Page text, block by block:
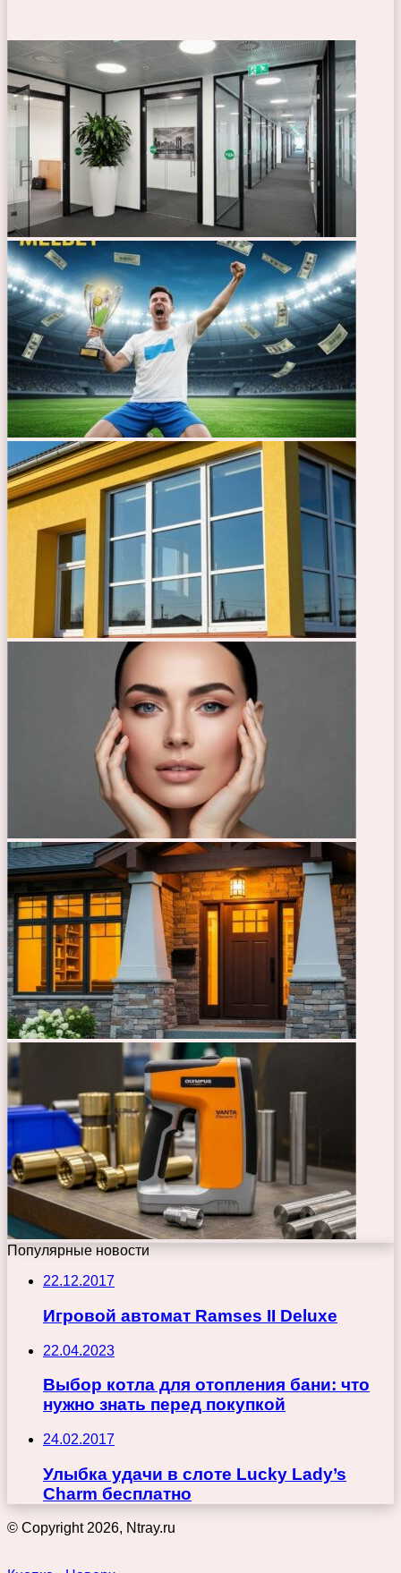
Популярные новости
22.12.2017
Игровой автомат Ramses II Deluxe
22.04.2023
Выбор котла для отопления бани: что
нужно знать перед покупкой
24.02.2017
Улыбка удачи в слоте Lucky Lady’s
Charm бесплатно
© Copyright 2026, Ntray.ru